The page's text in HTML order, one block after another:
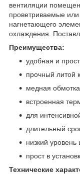
вентиляции
проветриваемые
нагнетающего
охлаждения.
Преимущества:
удобная и
прочный литой
медная
встроенная
для
длительный
низкий
прост в
Технические